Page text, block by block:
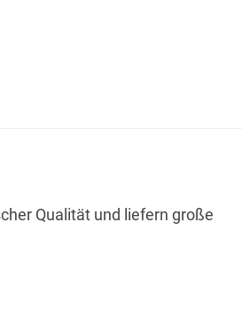
Qualität und liefern große